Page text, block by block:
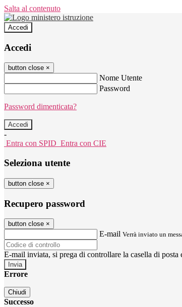
Salta al contenuto
Accedi
Accedi
button close ×
Nome Utente
Password
Password dimenticata?
-
Entra con SPID Entra con CIE
Seleziona utente
button close ×
Recupero password
button close ×
E-mail Verrà inviato un
E-mail inviata, si prega di controllare la casella di posta
Errore
Chiudi
Successo